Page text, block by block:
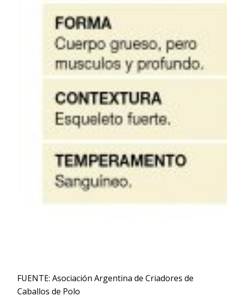
FUENTE: Asociación Argentina de Criadores de
Caballos de Polo